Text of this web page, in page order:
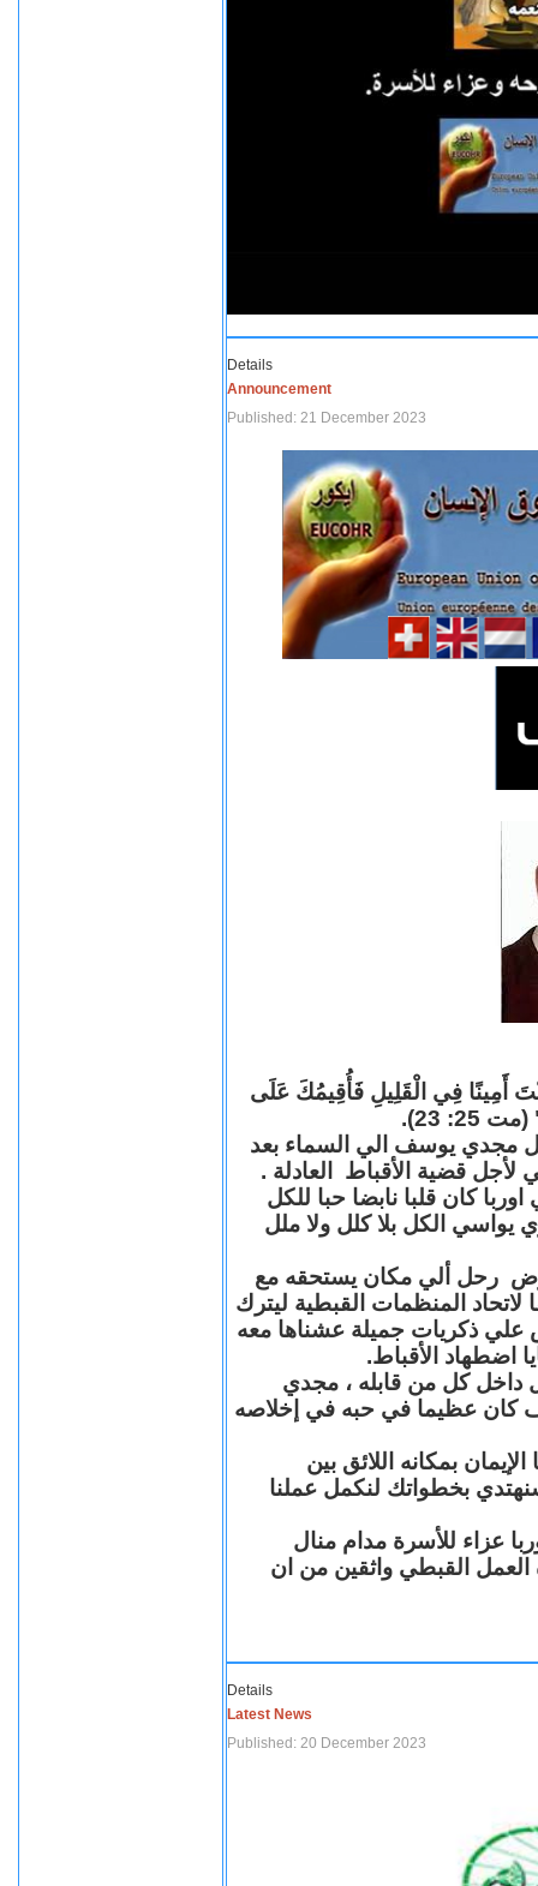
Details
Announcement
Published: 21 December 2023
أَمِينًا فِي الْقَلِيلِ فَأُقِيمُكَ عَلَى
23).
مجدي يوسف الي السماء بعد
قضية الأقباط العادلة .
كان قلبا نابضا حبا للكل
يواسي الكل بلا كلل ولا ملل
رحل ألي مكان يستحقه مع
المنظمات القبطية ليترك
علي ذكريات جميلة عشناها معه
اضطهاد الأقباط.
داخل كل من قابله ، مجدي
عظيما في حبه في إخلاصه
بمكانه اللائق بين
بخطواتك لنكمل عملنا
عزاء للأسرة مدام منال
العمل القبطي واثقين من ان
Details
Latest News
Published: 20 December 2023